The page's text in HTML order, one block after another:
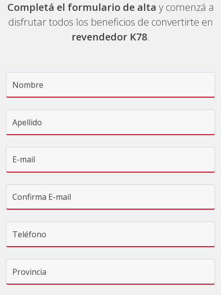
Completá el formulario de alta y comenzá a
disfrutar todos los beneficios de convertirte en
revendedor K78.